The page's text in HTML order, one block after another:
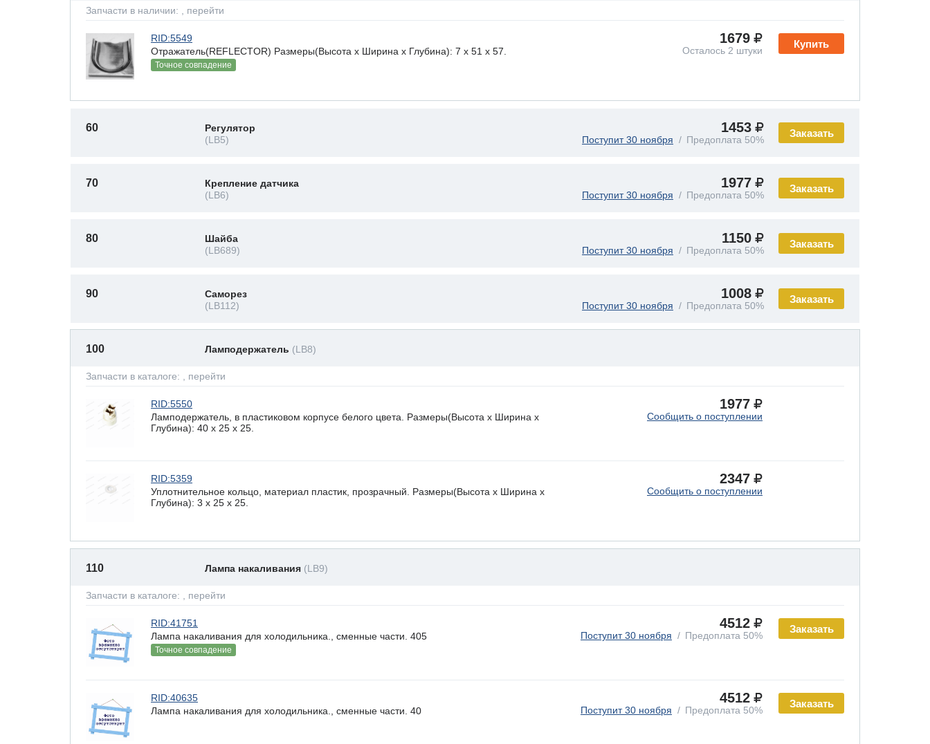
Запчасти в наличии: , перейти
Купить
RID:5549
Отражатель(REFLECTOR) Размеры(Высота х Ширина х Глубина): 7 x 51 х 57.
Точное совпадение
1679
Осталось 2 штуки
Заказать
60
Регулятор
(LB5)
1453
Поступит 30 ноября Предоплата 50%
Заказать
70
Крепление датчика
(LB6)
1977
Поступит 30 ноября Предоплата 50%
Заказать
80
Шайба
(LB689)
1150
Поступит 30 ноября Предоплата 50%
Заказать
90
Саморез
(LB112)
1008
Поступит 30 ноября Предоплата 50%
100 Ламподержатель (LB8)
Запчасти в каталоге: , перейти
RID:5550
Ламподержатель, в пластиковом корпусе белого цвета. Размеры(Высота х Ширина х
Глубина): 40 x 25 х 25.
1977
Сообщить о поступлении
RID:5359
Уплотнительное кольцо, материал пластик, прозрачный. Размеры(Высота х Ширина х
Глубина): 3 x 25 х 25.
2347
Сообщить о поступлении
110 Лампа накаливания (LB9)
Запчасти в каталоге: , перейти
Заказать
RID:41751
Лампа накаливания для холодильника., сменные части. 405
Точное совпадение
4512
Поступит 30 ноября Предоплата 50%
Заказать
RID:40635
Лампа накаливания для холодильника., сменные части. 40
4512
Поступит 30 ноября Предоплата 50%